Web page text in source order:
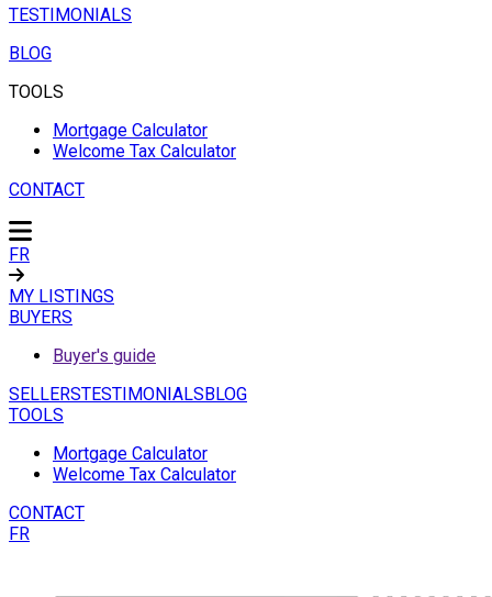
TESTIMONIALS
BLOG
TOOLS
Mortgage Calculator
Welcome Tax Calculator
CONTACT
FR
MY LISTINGS
BUYERS
Buyer's guide
SELLERSTESTIMONIALSBLOG
TOOLS
Mortgage Calculator
Welcome Tax Calculator
CONTACT
FR